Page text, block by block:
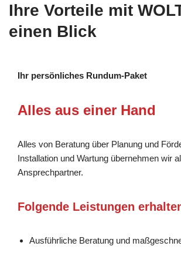
Ihre Vorteile mit
einen Blick
Ihr persönliches Rundum-Paket
Alles aus einer Hand
Alles von Beratung über Planung und
Installation und Wartung übernehmen wir
Ansprechpartner.
Folgende Leistungen
Ausführliche Beratung und